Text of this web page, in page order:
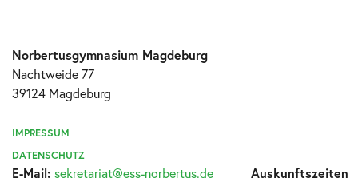
Norbertusgymnasium Magdeburg
Nachtweide 77
39124 Magdeburg
IMPRESSUM
DATENSCHUTZ
E-Mail: sekretariat@ess-norbertus.de
Auskunftszeiten